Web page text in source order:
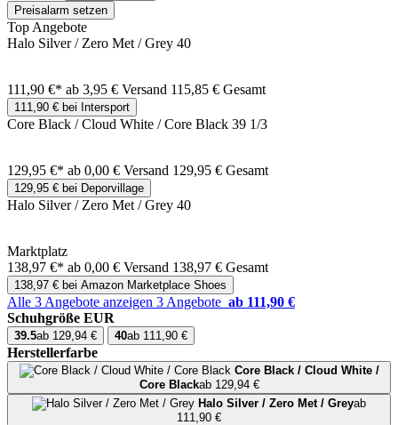
Preisalarm setzen
Top Angebote
Halo Silver / Zero Met / Grey 40
111,90 €* ab 3,95 € Versand 115,85 € Gesamt
111,90 € bei Intersport
Core Black / Cloud White / Core Black 39 1/3
129,95 €* ab 0,00 € Versand 129,95 € Gesamt
129,95 € bei Deporvillage
Halo Silver / Zero Met / Grey 40
Marktplatz
138,97 €* ab 0,00 € Versand 138,97 € Gesamt
138,97 € bei Amazon Marketplace Shoes
Alle 3 Angebote anzeigen 3 Angebote ab 111,90 €
Schuhgröße EUR
39.5ab 129,94 € 40ab 111,90 €
Herstellerfarbe
Core Black / Cloud White /
Core Blackab 129,94 €
Halo Silver / Zero Met / Greyab
111,90 €